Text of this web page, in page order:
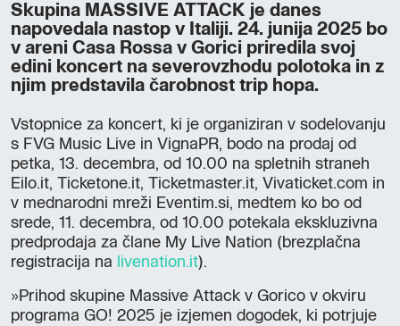
Skupina MASSIVE ATTACK je danes
napovedala nastop v Italiji. 24. junija 2025 bo
v areni Casa Rossa v Gorici priredila svoj
edini koncert na severovzhodu polotoka in z
njim predstavila čarobnost trip hopa.
Vstopnice za koncert, ki je organiziran v sodelovanju
s FVG Music Live in VignaPR, bodo na prodaj od
petka, 13. decembra, od 10.00 na spletnih straneh
Eilo.it, Ticketone.it, Ticketmaster.it, Vivaticket.com in
v mednarodni mreži Eventim.si, medtem ko bo od
srede, 11. decembra, od 10.00 potekala ekskluzivna
predprodaja za člane My Live Nation (brezplačna
registracija na
livenation.it).
»Prihod skupine Massive Attack v Gorico v okviru
programa GO! 2025 je izjemen dogodek, ki potrjuje